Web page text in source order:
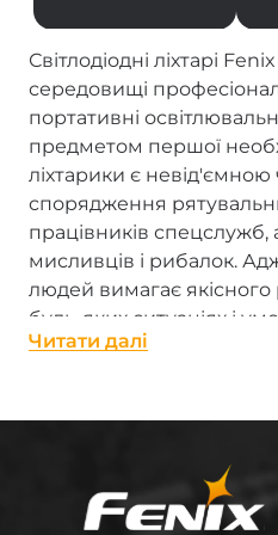
Світлодіодні ліхтарі
середовищі
портативні
предметом першої
ліхтарики є
спорядження
працівників спецслужб,
мисливців і рибалок.
людей вимагає якісного
будь-яких ситуаціях і
екстремальних.
Ліхтарі виробництва
сонця в кишені». Кожен,
професійного ліхтаря з
брелока-ліхтарика,
Ліхтарі Фенікс
Читати далi